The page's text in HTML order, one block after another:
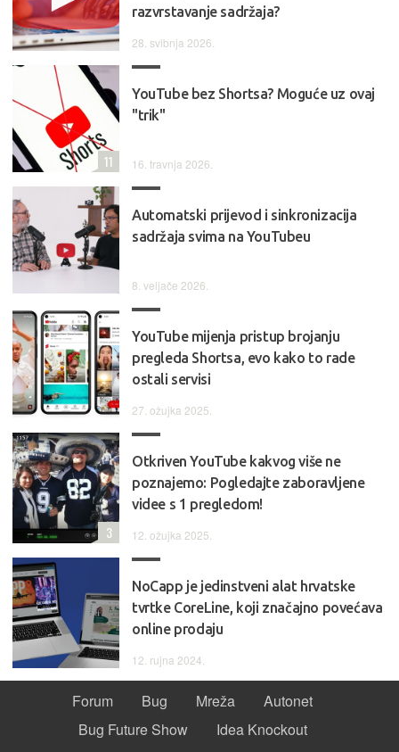
razvrstavanje sadržaja?
28. svibnja 2026.
YouTube bez Shortsa? Moguće uz ovaj
"trik"
16. travnja 2026.
11
Automatski prijevod i sinkronizacija
sadržaja svima na YouTubeu
8. veljače 2026.
YouTube mijenja pristup brojanju
pregleda Shortsa, evo kako to rade
ostali servisi
27. ožujka 2025.
Otkriven YouTube kakvog više ne
poznajemo: Pogledajte zaboravljene
videe s 1 pregledom!
12. ožujka 2025.
3
NoCapp je jedinstveni alat hrvatske
tvrtke CoreLine, koji značajno povećava
online prodaju
12. rujna 2024.
Forum Bug Mreža
Autonet
Bug Future Show
Idea Knockout